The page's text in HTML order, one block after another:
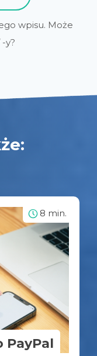
wpisu. Może
y?
8 min.
PayPal